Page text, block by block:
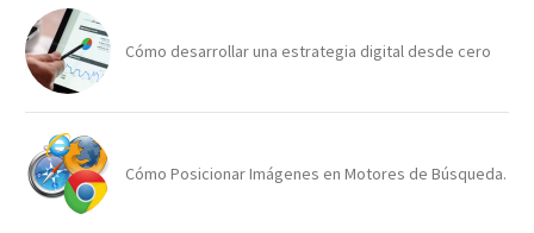
Cómo desarrollar una estrategia digital desde cero
Cómo Posicionar Imágenes en Motores de Búsqueda.